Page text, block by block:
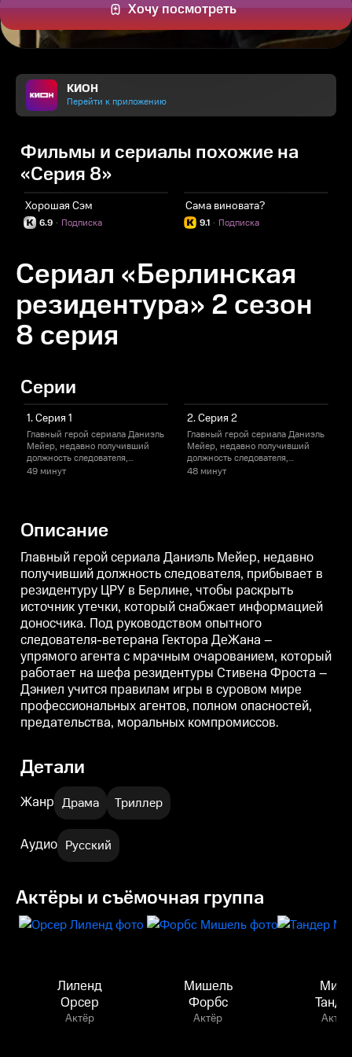
Хочу посмотреть
КИОН
Перейти к приложению
Фильмы и сериалы похожие на
«Серия 8»
Хорошая Сэм
6.9 Подписка
·
Сама виновата?
9.1 Подписка
·
Сериал «Берлинская
резидентура» 2 сезон
8 серия
Серии
1. Серия 1
Главный герой сериала Даниэль
Мейер, недавно получивший
должность следователя,
прибывает в резидентуру ЦРУ в
опытного следователя-ветерана
Гектора ДеЖана – упрямого
агента с мрачным очарованием,
который работает на шефа
резидентуры Стивена Фроста –
Дэниел учится правилам игры в
суровом мире
профессиональных агентов,
полном опасностей,
предательства, моральных
компромиссов.
49 минут
2. Серия 2
Главный герой сериала Даниэль
Мейер, недавно получивший
должность следователя,
прибывает в резидентуру ЦРУ в
агента с мрачным очарованием,
который работает на шефа
резидентуры Стивена Фроста –
Дэниел учится правилам игры в
суровом мире
профессиональных агентов,
полном опасностей,
предательства, моральных
компромиссов.
48 минут
Описание
Главный герой сериала Даниэль Мейер, недавно
получивший должность следователя, прибывает в
резидентуру ЦРУ в Берлине, чтобы раскрыть
источник утечки, который снабжает информацией
доносчика. Под руководством опытного
следователя-ветерана Гектора ДеЖана –
упрямого агента с мрачным очарованием, который
работает на шефа резидентуры Стивена Фроста –
Дэниел учится правилам игры в суровом мире
профессиональных агентов, полном опасностей,
предательства, моральных компромиссов.
Детали
Жанр Драма Триллер
Аудио Русский
Актёры и съёмочная группа
Лиленд
Орсер
Актёр
Мишель
Форбс
Актёр
Мина
Актёр